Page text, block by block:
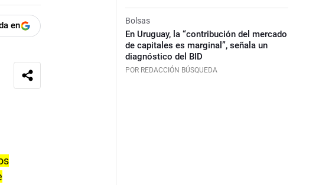
en Bolsas
En Uruguay, la “contribución del mercado
de capitales es marginal”, señala un
diagnóstico del BID
POR REDACCIÓN BÚSQUEDA